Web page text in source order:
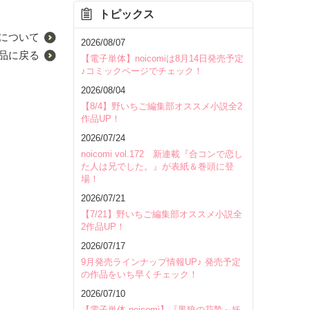
ついて
に戻る
トピックス
2026/08/07
【電子単体】noicomiは8月14日発売予定
♪コミックページでチェック！
2026/08/04
【8/4】野いちご編集部オススメ小説全2
作品UP！
2026/07/24
noicomi vol.172 新連載『合コンで恋し
た人は兄でした。』が表紙＆巻頭に登
場！
2026/07/21
【7/21】野いちご編集部オススメ小説全
2作品UP！
2026/07/17
9月発売ラインナップ情報UP♪ 発売予定
の作品をいち早くチェック！
2026/07/10